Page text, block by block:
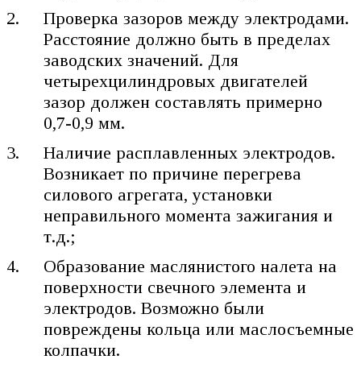
Проверка зазоров между электродами.
Расстояние должно быть в пределах
заводских значений. Для
четырехцилиндровых двигателей
зазор должен составлять примерно
0,7-0,9 мм.
Наличие расплавленных электродов.
Возникает по причине перегрева
силового агрегата, установки
неправильного момента зажигания и
т.д.;
Образование маслянистого налета на
поверхности свечного элемента и
электродов. Возможно были
повреждены кольца или маслосъемные
колпачки.